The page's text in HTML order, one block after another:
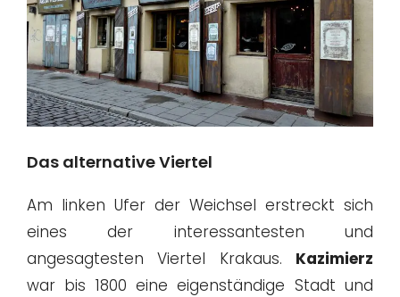
Das alternative Viertel
Am linken Ufer der Weichsel erstreckt sich
eines der interessantesten und
angesagtesten Viertel Krakaus. Kazimierz
war bis 1800 eine eigenständige Stadt und